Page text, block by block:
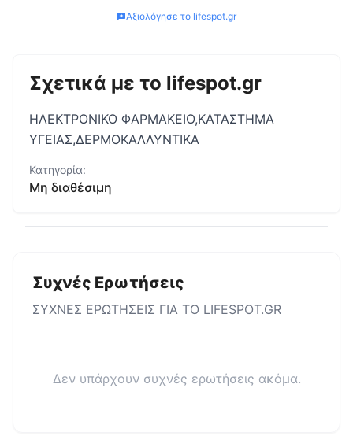
Αξιολόγησε το lifespot.gr
Σχετικά με το lifespot.gr
ΗΛΕΚΤΡΟΝΙΚΟ ΦΑΡΜΑΚΕΙΟ,ΚΑΤΑΣΤΗΜΑ
ΥΓΕΙΑΣ,ΔΕΡΜΟΚΑΛΛΥΝΤΙΚΑ
Κατηγορία:
Μη διαθέσιμη
Συχνές Ερωτήσεις
ΣΥΧΝΕΣ ΕΡΩΤΗΣΕΙΣ ΓΙΑ ΤΟ LIFESPOT.GR
Δεν υπάρχουν συχνές ερωτήσεις ακόμα.